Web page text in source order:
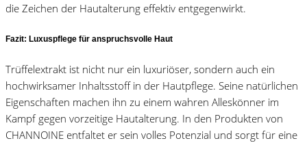
die Zeichen der Hautalterung effektiv entgegenwirkt.
Fazit: Luxuspflege für anspruchsvolle Haut
Trüffelextrakt ist nicht nur ein luxuriöser, sondern auch ein
hochwirksamer Inhaltsstoff in der Hautpflege. Seine natürlichen
Eigenschaften machen ihn zu einem wahren Alleskönner im
Kampf gegen vorzeitige Hautalterung. In den Produkten von
CHANNOINE entfaltet er sein volles Potenzial und sorgt für eine